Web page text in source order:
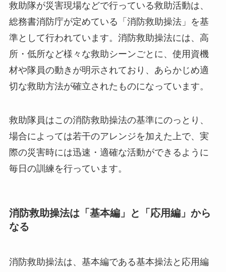
救助隊が災害現場などで行っている救助活動は、
総務書消防庁が定めている「消防救助操法」を基
準として行われています。消防救助操法には、高
所・低所など様々な救助シーンごとに、使用資機
材や隊員の動きが明示されており、あらかじめ適
切な救助方法が確立されたものになっています。
救助隊員はこの消防救助操法の基準にのっとり、
場合によっては若干のアレンジを加えた上で、実
際の災害時には迅速・適確な活動ができるように
毎日の訓練を行っています。
消防救助操法は「基本編」と「応用編」から
なる
消防救助操法は、基本編である基本操法と応用編